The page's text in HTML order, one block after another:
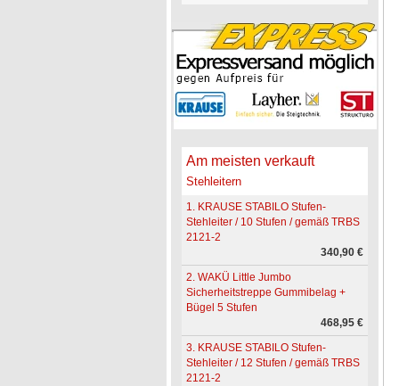
Am meisten verkauft
Stehleitern
1. KRAUSE STABILO Stufen-
Stehleiter / 10 Stufen / gemäß TRBS
2121-2
340,90 €
2. WAKÜ Little Jumbo
Sicherheitstreppe Gummibelag +
Bügel 5 Stufen
468,95 €
3. KRAUSE STABILO Stufen-
Stehleiter / 12 Stufen / gemäß TRBS
2121-2